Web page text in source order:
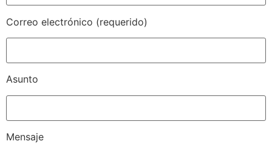
Correo electrónico (requerido)
Asunto
Mensaje